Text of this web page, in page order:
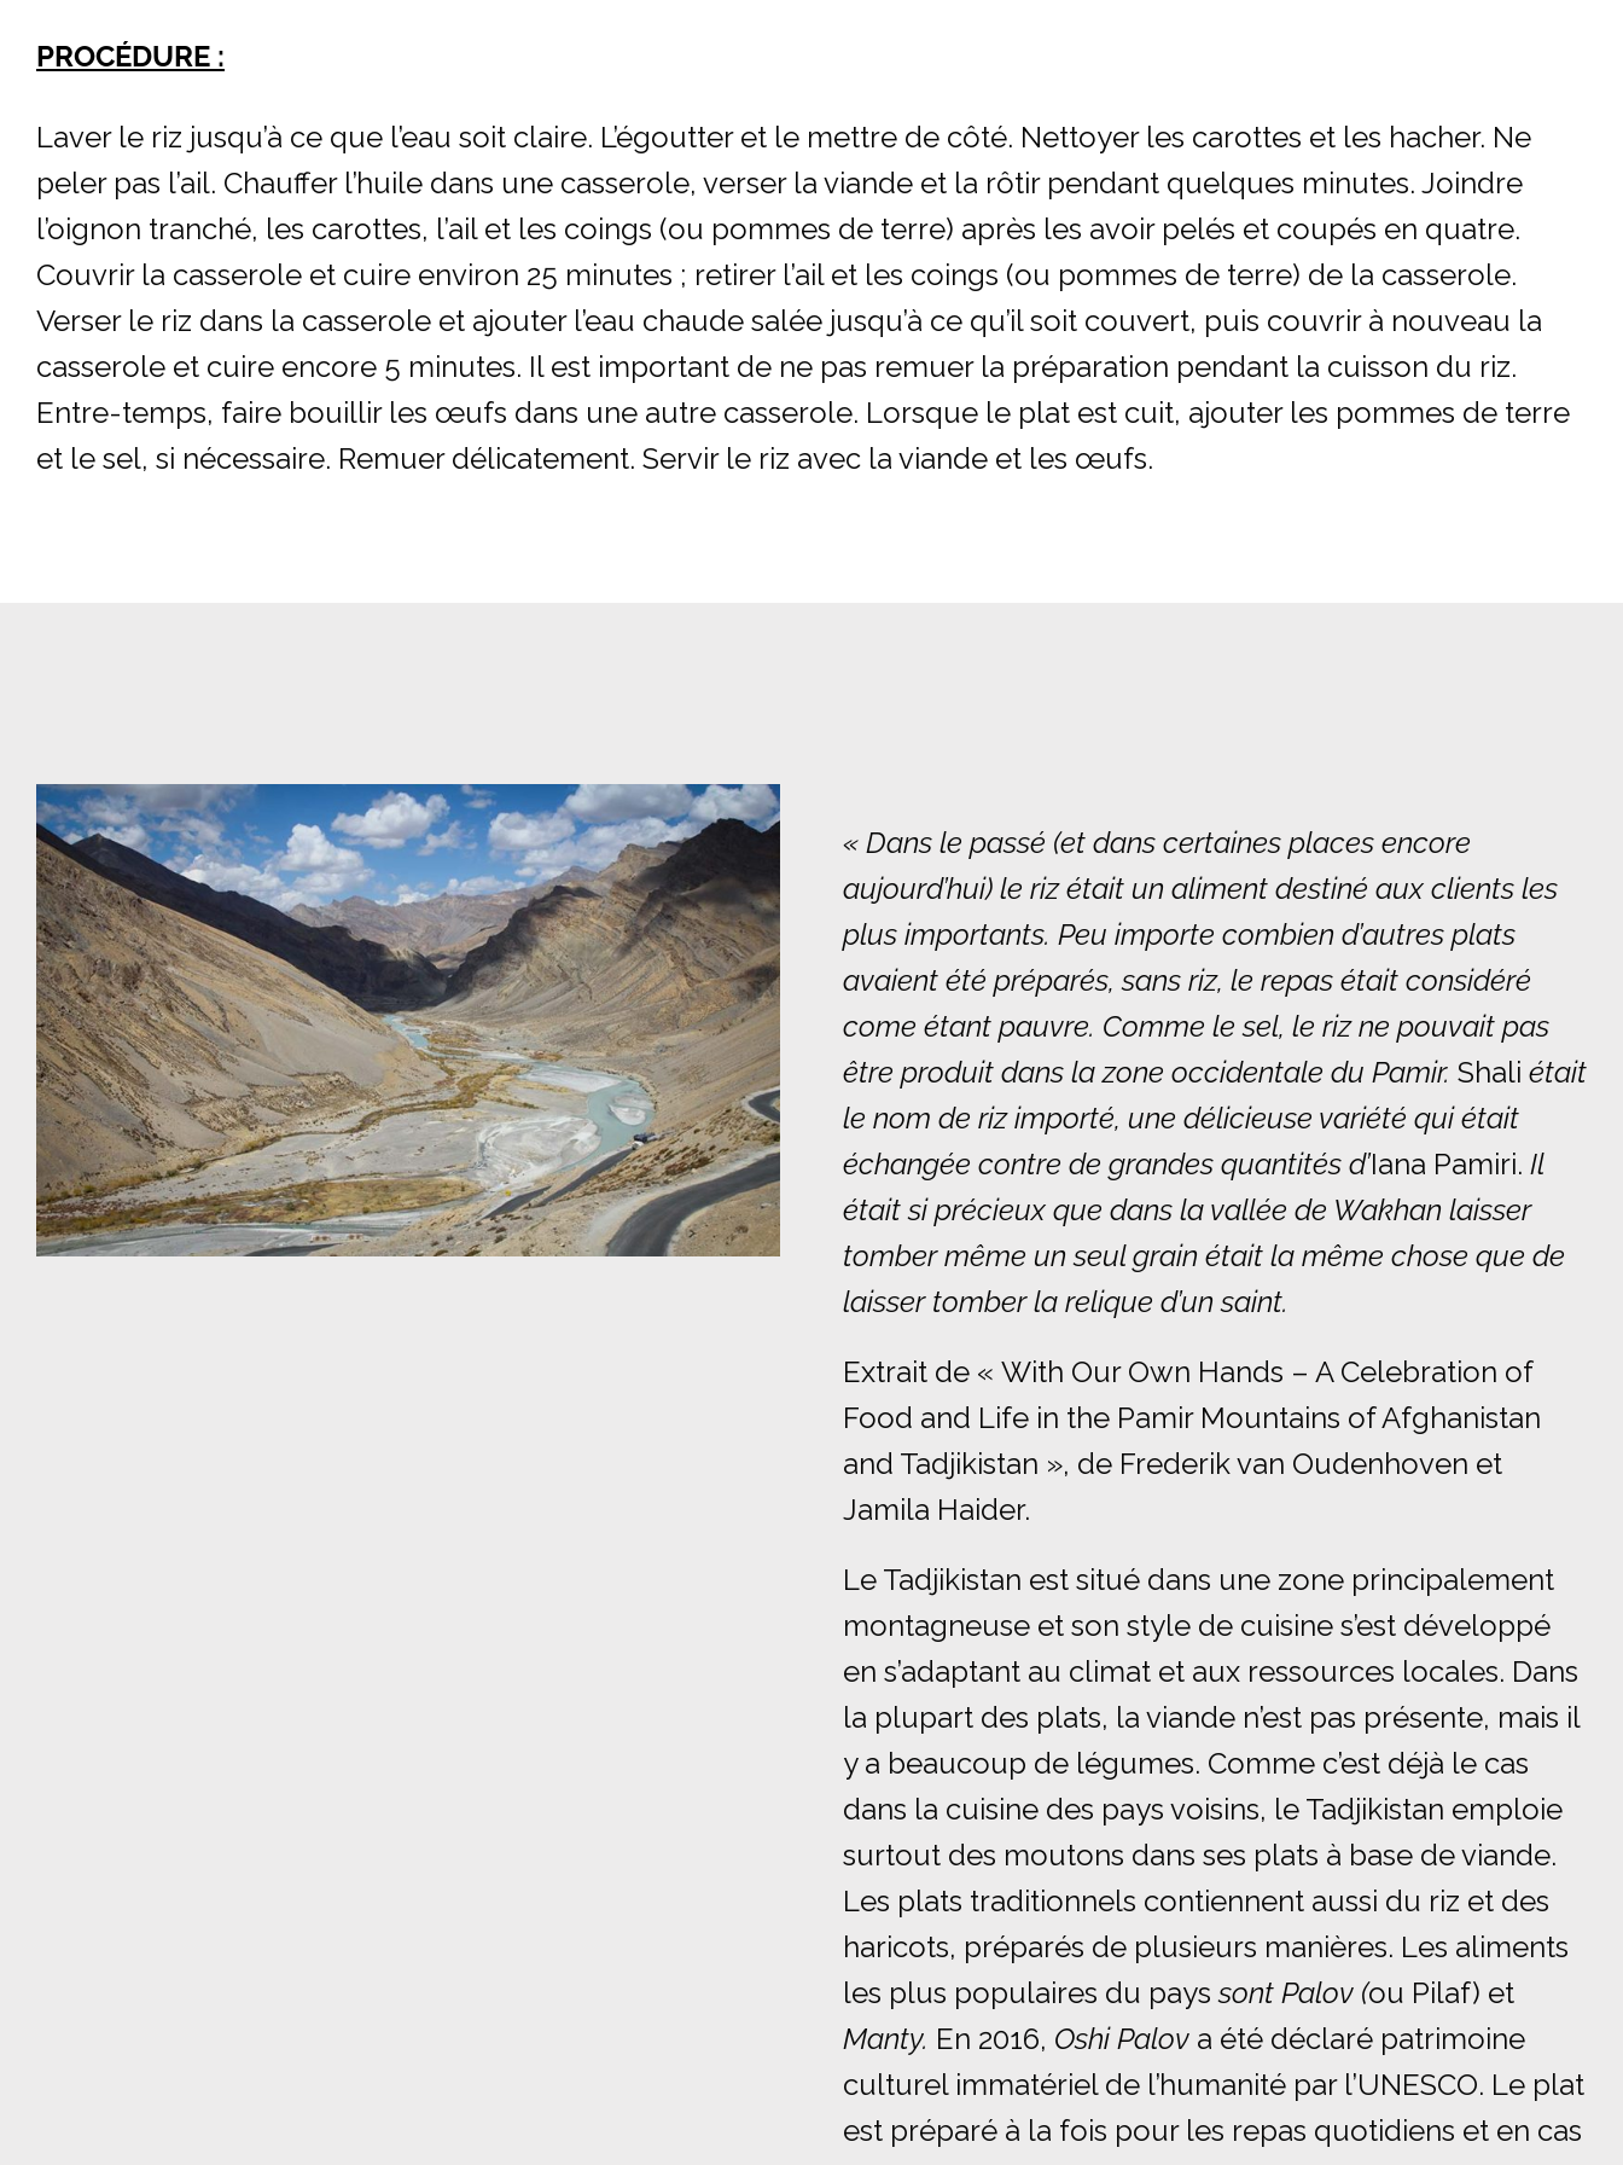
PROCÉDURE :
Laver le riz jusqu’à ce que l’eau soit claire. L’égoutter et le mettre de côté. Nettoyer les carottes et les hacher. Ne
peler pas l’ail. Chauffer l’huile dans une casserole, verser la viande et la rôtir pendant quelques minutes. Joindre
l’oignon tranché, les carottes, l’ail et les coings (ou pommes de terre) après les avoir pelés et coupés en quatre.
Couvrir la casserole et cuire environ 25 minutes ; retirer l’ail et les coings (ou pommes de terre) de la casserole.
Verser le riz dans la casserole et ajouter l’eau chaude salée jusqu’à ce qu’il soit couvert, puis couvrir à nouveau la
casserole et cuire encore 5 minutes. Il est important de ne pas remuer la préparation pendant la cuisson du riz.
Entre-temps, faire bouillir les œufs dans une autre casserole. Lorsque le plat est cuit, ajouter les pommes de terre
et le sel, si nécessaire. Remuer délicatement. Servir le riz avec la viande et les œufs.
« Dans le passé (et dans certaines places encore
aujourd’hui) le riz était un aliment destiné aux clients les
plus importants. Peu importe combien d’autres plats
avaient été préparés, sans riz, le repas était considéré
come étant pauvre. Comme le sel, le riz ne pouvait pas
être produit dans la zone occidentale du Pamir. Shali était
le nom de riz importé, une délicieuse variété qui était
échangée contre de grandes quantités d’Iana Pamiri. Il
était si précieux que dans la vallée de Wakhan laisser
tomber même un seul grain était la même chose que de
laisser tomber la relique d’un saint.
Extrait de « With Our Own Hands – A Celebration of
Food and Life in the Pamir Mountains of Afghanistan
and Tadjikistan », de Frederik van Oudenhoven et
Jamila Haider.
Le Tadjikistan est situé dans une zone principalement
montagneuse et son style de cuisine s’est développé
en s’adaptant au climat et aux ressources locales. Dans
la plupart des plats, la viande n’est pas présente, mais il
y a beaucoup de légumes. Comme c’est déjà le cas
dans la cuisine des pays voisins, le Tadjikistan emploie
surtout des moutons dans ses plats à base de viande.
Les plats traditionnels contiennent aussi du riz et des
haricots, préparés de plusieurs manières. Les aliments
les plus populaires du payssont Palov (ou Pilaf) et
Manty. En 2016, Oshi Palov a été déclaré patrimoine
culturel immatériel de l’humanité par l’UNESCO. Le plat
est préparé à la fois pour les repas quotidiens et en cas